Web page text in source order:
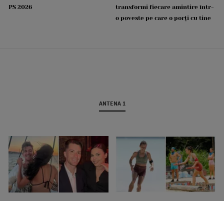
PS 2026
transformi fiecare amintire într-
o poveste pe care o porți cu tine
ANTENA 1